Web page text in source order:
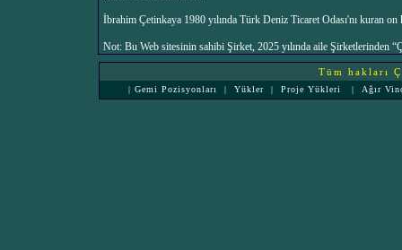
İbrahim Çetinkaya 1980 yılında Türk Deniz Ticaret Odası'nı kuran
Not: Bu Web sitesinin sahibi Şirket, 2025 yılında aile Şirketlerinden
Tüm hakları
| Gemi Pozisyonları | Yükler | Proje Yükleri | Ağır